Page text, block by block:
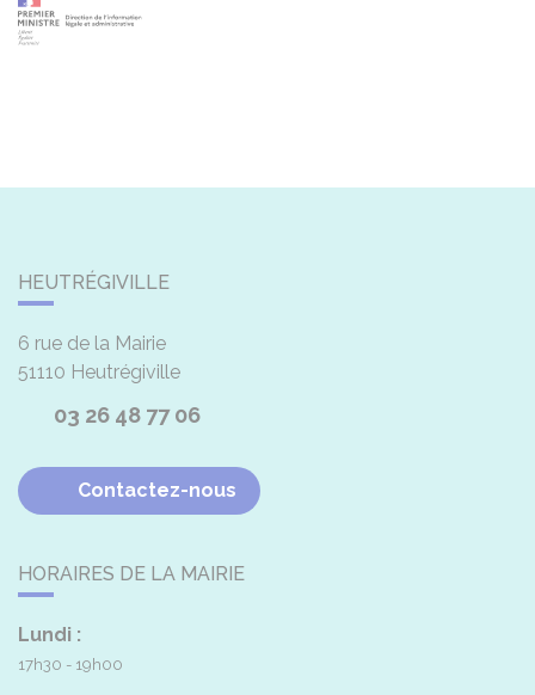
HEUTRÉGIVILLE
6 rue de la Mairie
51110 Heutrégiville
03 26 48 77 06
Contactez-nous
HORAIRES DE LA MAIRIE
Lundi :
17h30 - 19h00